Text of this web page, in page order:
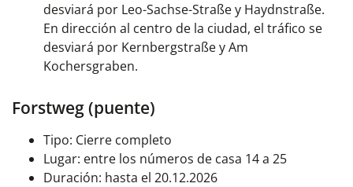
desviará por Leo-Sachse-Straße y Haydnstraße.
En dirección al centro de la ciudad, el tráfico se
desviará por Kernbergstraße y Am
Kochersgraben.
Forstweg (puente)
Tipo: Cierre completo
Lugar: entre los números de casa 14 a 25
Duración: hasta el 20.12.2026